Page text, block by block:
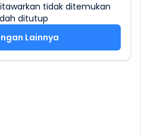
tidak ditemukan
ditutup
Lainnya